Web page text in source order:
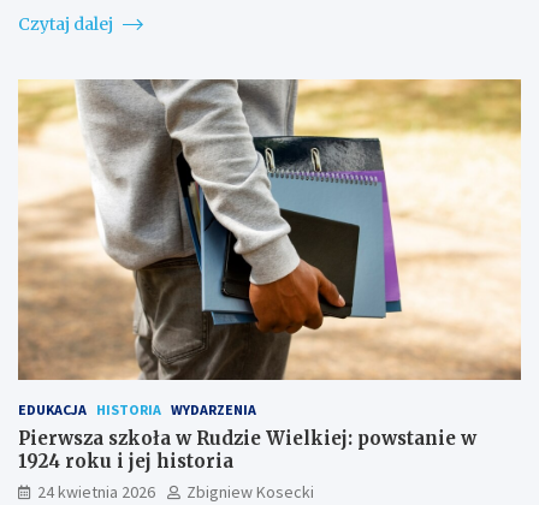
Czytaj dalej
EDUKACJA HISTORIA WYDARZENIA
Pierwsza szkoła w Rudzie Wielkiej: powstanie w
1924 roku i jej historia
24 kwietnia 2026
Zbigniew Kosecki